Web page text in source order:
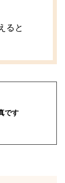
ると
です